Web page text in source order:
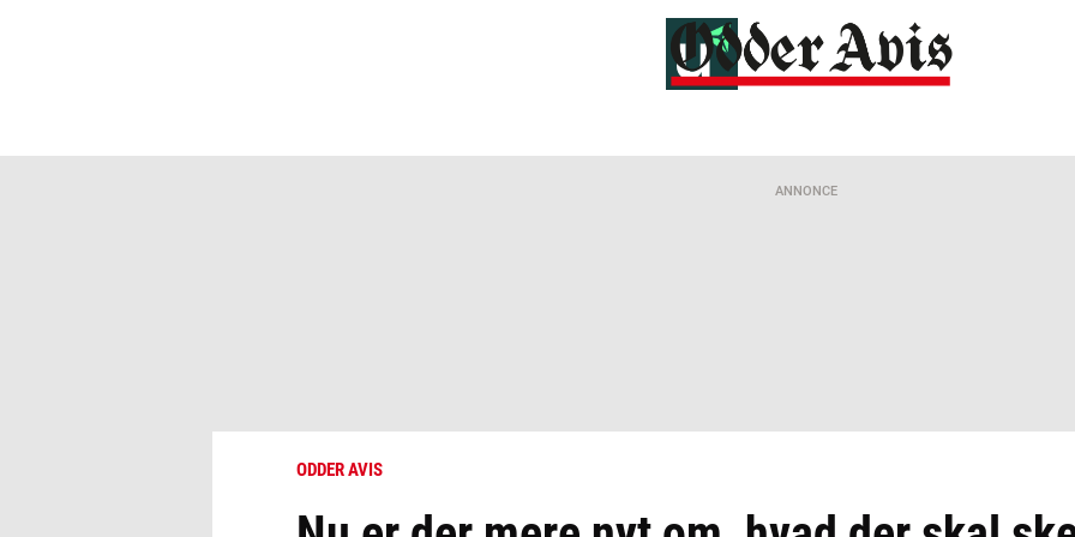
ANNONCE
ODDER AVIS